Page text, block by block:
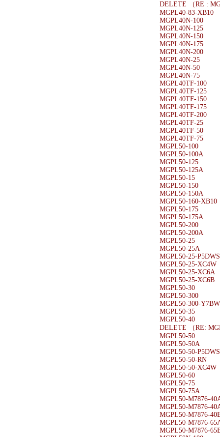
DELETE （RE :
MGPL40-83-XB10
MGPL40N-100
MGPL40N-125
MGPL40N-150
MGPL40N-175
MGPL40N-200
MGPL40N-25
MGPL40N-50
MGPL40N-75
MGPL40TF-100
MGPL40TF-125
MGPL40TF-150
MGPL40TF-175
MGPL40TF-200
MGPL40TF-25
MGPL40TF-50
MGPL40TF-75
MGPL50-100
MGPL50-100A
MGPL50-125
MGPL50-125A
MGPL50-15
MGPL50-150
MGPL50-150A
MGPL50-160-XB10
MGPL50-175
MGPL50-175A
MGPL50-200
MGPL50-200A
MGPL50-25
MGPL50-25A
MGPL50-25-
MGPL50-25-XC4W
MGPL50-25-XC6A
MGPL50-25-XC6B
MGPL50-30
MGPL50-300
MGPL50-300-
MGPL50-35
MGPL50-40
DELETE （RE:
MGPL50-50
MGPL50-50A
MGPL50-50-
MGPL50-50-RN
MGPL50-50-XC4W
MGPL50-60
MGPL50-75
MGPL50-75A
MGPL50-M7876-
MGPL50-M7876-
MGPL50-M7876-
MGPL50-M7876-
MGPL50-M7876-